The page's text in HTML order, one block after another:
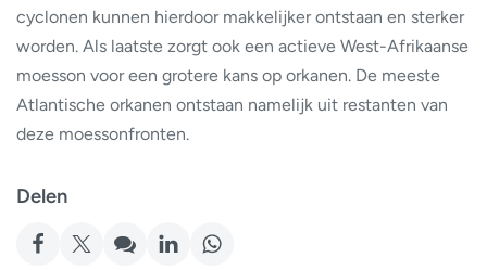
cyclonen kunnen hierdoor makkelijker ontstaan en sterker
worden. Als laatste zorgt ook een actieve West-Afrikaanse
moesson voor een grotere kans op orkanen. De meeste
Atlantische orkanen ontstaan namelijk uit restanten van
deze moessonfronten.
Delen